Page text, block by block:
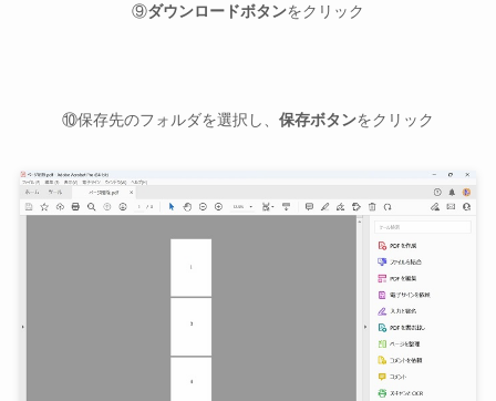
⑨ダウンロードボタンをクリック
⑩保存先のフォルダを選択し、 保存ボタンをクリック